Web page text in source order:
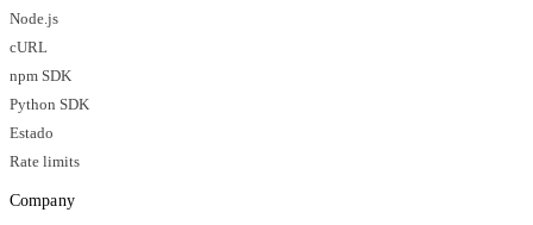
Node.js
cURL
npm SDK
Python SDK
Estado
Rate limits
Company